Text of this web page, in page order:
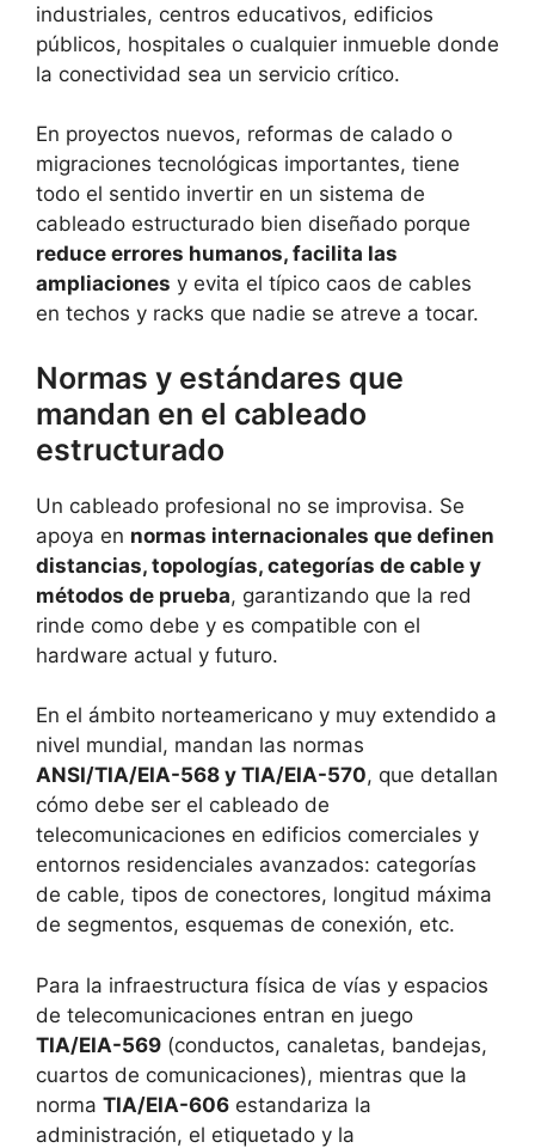
industriales, centros educativos, edificios
públicos, hospitales o cualquier inmueble donde
la conectividad sea un servicio crítico.
En proyectos nuevos, reformas de calado o
migraciones tecnológicas importantes, tiene
todo el sentido invertir en un sistema de
cableado estructurado bien diseñado porque
reduce errores humanos, facilita las
ampliaciones y evita el típico caos de cables
en techos y racks que nadie se atreve a tocar.
Normas y estándares que
mandan en el cableado
estructurado
Un cableado profesional no se improvisa. Se
apoya en normas internacionales que definen
distancias, topologías, categorías de cable y
métodos de prueba, garantizando que la red
rinde como debe y es compatible con el
hardware actual y futuro.
En el ámbito norteamericano y muy extendido a
nivel mundial, mandan las normas
ANSI/TIA/EIA-568 y TIA/EIA-570, que detallan
cómo debe ser el cableado de
telecomunicaciones en edificios comerciales y
entornos residenciales avanzados: categorías
de cable, tipos de conectores, longitud máxima
de segmentos, esquemas de conexión, etc.
Para la infraestructura física de vías y espacios
de telecomunicaciones entran en juego
TIA/EIA-569 (conductos, canaletas, bandejas,
cuartos de comunicaciones), mientras que la
norma TIA/EIA-606 estandariza la
administración, el etiquetado y la